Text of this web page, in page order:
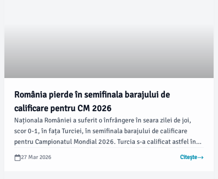
România pierde în semifinala barajului de
calificare pentru CM 2026
Naționala României a suferit o înfrângere în seara zilei de joi,
scor 0-1, în fața Turciei, în semifinala barajului de calificare
pentru Campionatul Mondial 2026. Turcia s-a calificat astfel în
finala barajului, unde va întâlni Kosovo pe 31 martie, la Priștina.
27 Mar 2026 Citește